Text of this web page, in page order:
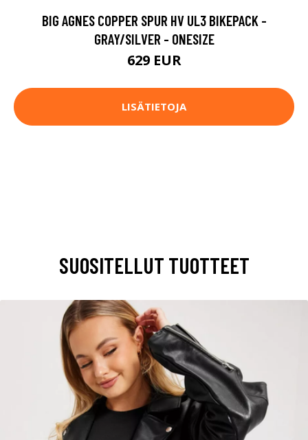
BIG AGNES COPPER SPUR HV UL3 BIKEPACK -
GRAY/SILVER - ONESIZE
629 EUR
LISÄTIETOJA
SUOSITELLUT TUOTTEET